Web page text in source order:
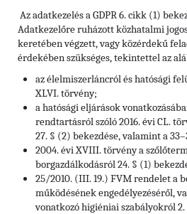
Az adatkezelés a GDPR 6. cikk (1)
Adatkezelőre ruházott közhatalmi
keretében végzett, vagy közérdekű
érdekében szükséges, tekintettel az
az élelmiszerláncról és hatósági
XLVI. törvény;
a hatósági eljárások
rendtartásról szóló 2016. évi CL.
27. § (2) bekezdése, valamint a
2004. évi XVIII. törvény a
borgazdálkodásról 24. § (1)
25/2010. (III. 19.) FVM rendelet a
működésének engedélyezéséről,
vonatkozó higiéniai szabályokról 2.